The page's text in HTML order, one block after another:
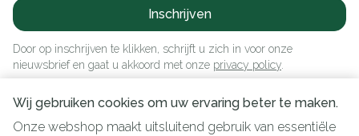
Wij gebruiken cookies om uw ervaring beter te maken.
Onze webshop maakt uitsluitend gebruik van essentiële
Inschrijven
Door op inschrijven te klikken, schrijft u zich in voor onze
nieuwsbrief en gaat u akkoord met onze privacy policy